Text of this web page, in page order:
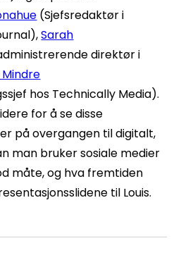
(Sjefsredaktør i
Sarah
direktør i
Mindre
hos Technically Media).
for å se disse
på overgangen til digitalt,
man bruker sosiale medier
måte, og hva fremtiden
til Louis.